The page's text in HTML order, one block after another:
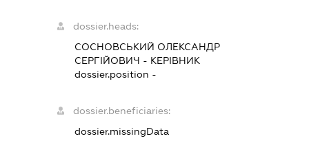
dossier.heads:
СОСНОВСЬКИЙ ОЛЕКСАНДР
СЕРГІЙОВИЧ - КЕРІВНИК
dossier.position -
dossier.beneficiaries:
dossier.missingData